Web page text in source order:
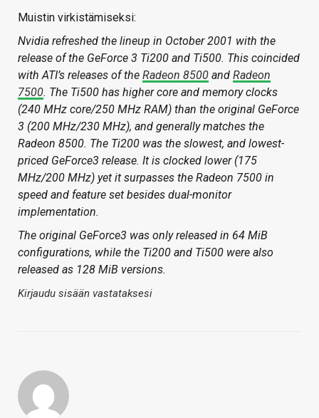
Muistin virkistämiseksi:
Nvidia refreshed the lineup in October 2001 with the
release of the GeForce 3 Ti200 and Ti500. This coincided
with ATI’s releases of the Radeon 8500 and Radeon
7500. The Ti500 has higher core and memory clocks
(240 MHz core/250 MHz RAM) than the original GeForce
3 (200 MHz/230 MHz), and generally matches the
Radeon 8500. The Ti200 was the slowest, and lowest-
priced GeForce3 release. It is clocked lower (175
MHz/200 MHz) yet it surpasses the Radeon 7500 in
speed and feature set besides dual-monitor
implementation.
The original GeForce3 was only released in 64 MiB
configurations, while the Ti200 and Ti500 were also
released as 128 MiB versions.
Kirjaudu sisään vastataksesi